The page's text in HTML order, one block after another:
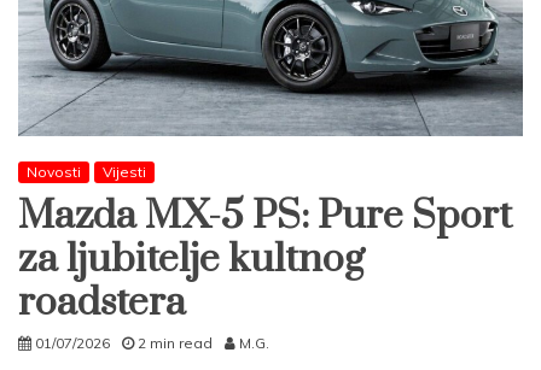
Novosti Vijesti
Mazda MX-5 PS: Pure Sport
za ljubitelje kultnog
roadstera
01/07/2026 2 min read M.G.